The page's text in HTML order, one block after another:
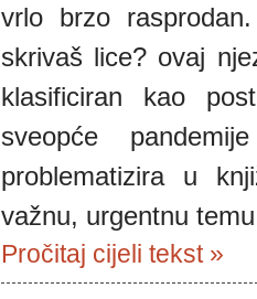
vrlo brzo
skrivaš lice? ovaj
klasificiran kao
sveopće
problematizira u
važnu, urgentnu
Pročitaj cijeli tekst »